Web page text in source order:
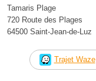
Tamaris Plage
720 Route des Plages
64500 Saint-Jean-de-Luz
Trajet Waze